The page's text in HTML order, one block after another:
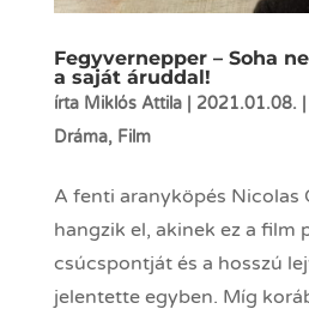
Fegyvernepper – Soha
a saját áruddal!
írta Miklós Attila| 2021.01.08.
Dráma, Film
A fenti aranyköpés Nicolas
hangzik el, akinek ez a film
csúcspontját és a hosszú
jelentette egyben. Míg